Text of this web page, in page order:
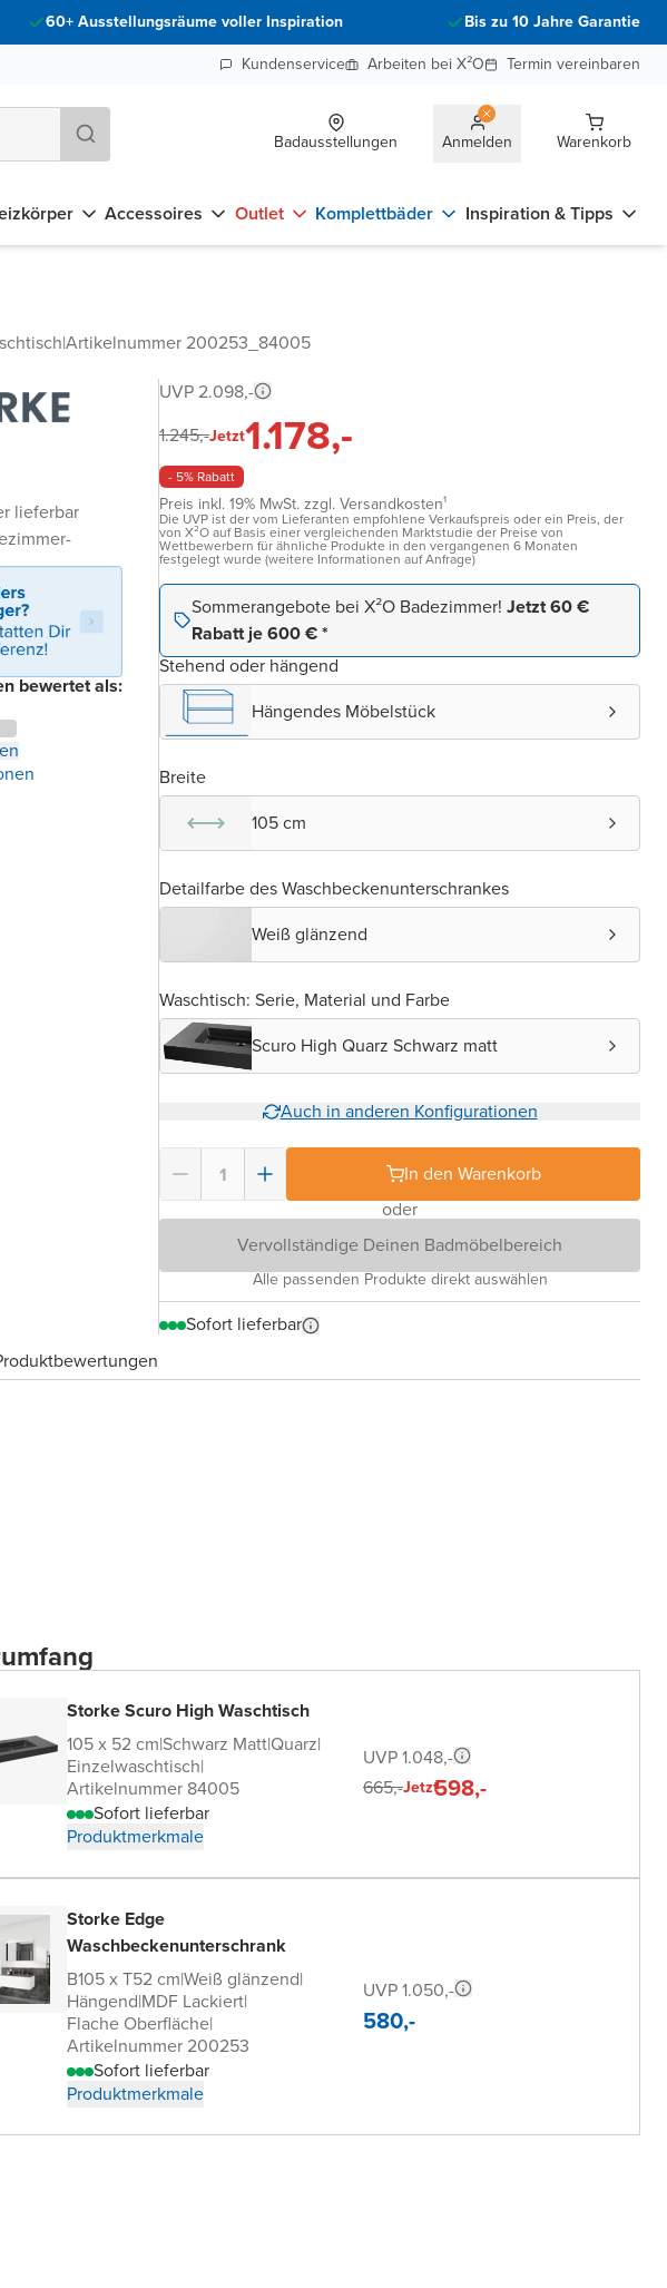
60+ Ausstellungsräume voller Inspiration
Bis zu 10 Jahre Garantie
Kundenservice
Arbeiten bei X²O Termin vereinbaren
Badausstellungen Anmelden Warenkorb
Accessoires Outlet Komplettbäder Inspiration & Tipps
|Artikelnummer 200253_84005
lieferbar
bewertet als:
UVP 2.098,-
1.245,-Jetzt1.178,-
- 5% Rabatt
Preis inkl. 19% MwSt. zzgl. Versandkosten¹
Die UVP ist der vom Lieferanten empfohlene Verkaufspreis oder ein Preis, der
von X²O auf Basis einer vergleichenden Marktstudie der Preise von
Wettbewerbern für ähnliche Produkte in den vergangenen 6 Monaten
festgelegt wurde (weitere Informationen auf Anfrage)
Sommerangebote bei X²O Badezimmer! Jetzt 60 €
Rabatt je 600 € *
Stehend oder hängend
Hängendes Möbelstück
Breite
105 cm
Detailfarbe des Waschbeckenunterschrankes
Weiß glänzend
Waschtisch: Serie, Material und Farbe
Scuro High Quarz Schwarz matt
Auch in anderen Konfigurationen
In den Warenkorb
oder
Vervollständige Deinen Badmöbelbereich
Alle passenden Produkte direkt auswählen
Sofort lieferbar
Storke Scuro High Waschtisch
105 x 52 cm|Schwarz Matt|Quarz|
Einzelwaschtisch|
Artikelnummer 84005
Sofort lieferbar
Produktmerkmale
UVP 1.048,-
665,-Jetzt598,-
Storke Edge
Waschbeckenunterschrank
B105 x T52 cm|Weiß glänzend|
Hängend|MDF Lackiert|
Flache Oberfläche|
Artikelnummer 200253
Sofort lieferbar
Produktmerkmale
UVP 1.050,-
580,-